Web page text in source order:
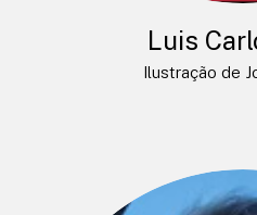
Luis
Ilustração de